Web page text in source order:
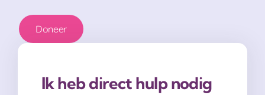
Doneer
Ik heb direct hulp nodig